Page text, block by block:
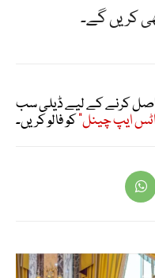
کریں گے۔
کرنے کے لیے ڈیلی سب
ایپ چینل"کو فالو کریں۔